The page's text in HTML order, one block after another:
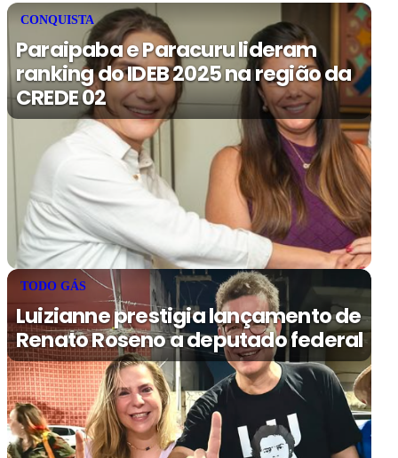
CONQUISTA
Paraipaba e Paracuru lideram
ranking do IDEB 2025 na região da
CREDE 02
Luizianne prestigia lançamento de
Renato Roseno a deputado federal